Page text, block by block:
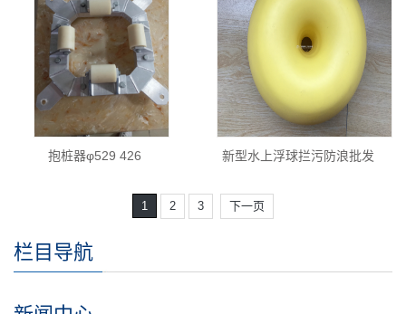
抱桩器φ529 426 新型水上浮球拦污防浪批发
1 2 3 下一页
栏目导航